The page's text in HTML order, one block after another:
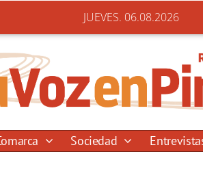
JUEVES. 06.08.2026
Sociedad